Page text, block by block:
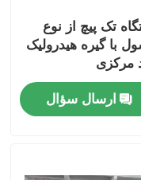
تک پیچ از نوع
با گیره هیدرولیک
مرکزی
ارسال سؤال